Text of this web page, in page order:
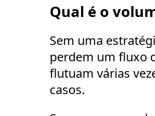
Qual é o
Sem uma
perdem um fluxo
flutuam várias
casos.